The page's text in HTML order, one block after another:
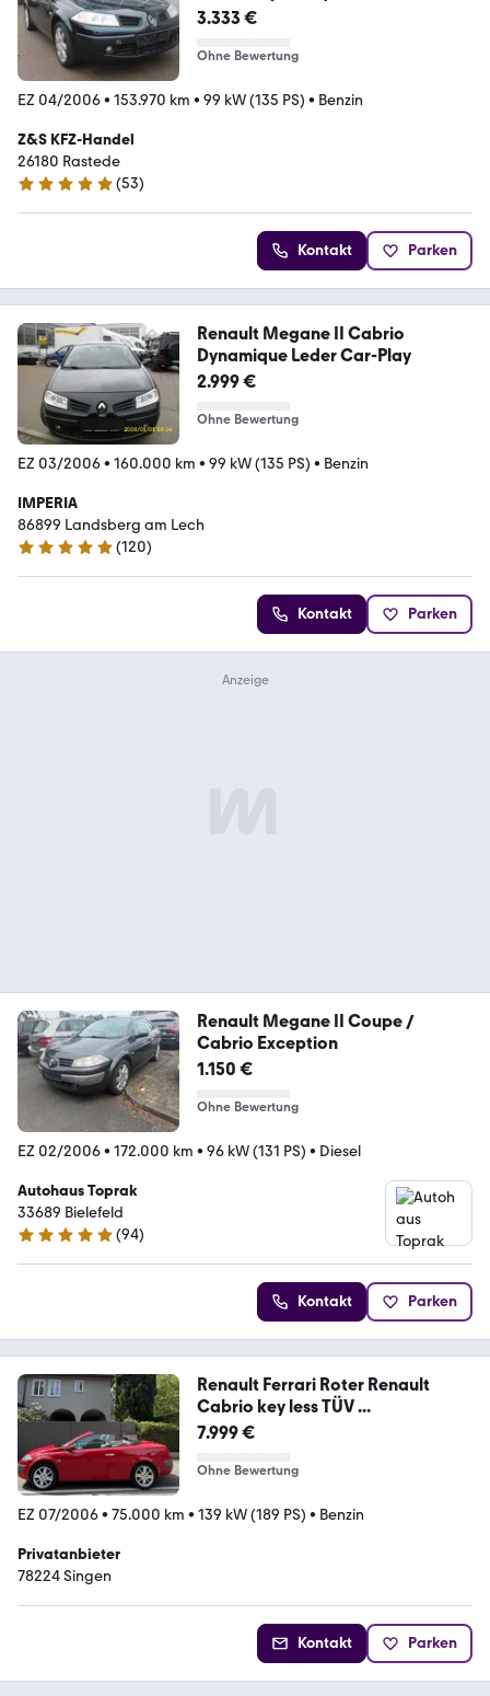
3.333 €
Ohne Bewertung
EZ 04/2006• 153.970 km • 99 kW (135 PS) • Benzin
Z&S KFZ-Handel
26180 Rastede
5 Sterne
(53)
Kontakt Parken
Renault Megane II Cabrio
Dynamique Leder Car-Play
2.999 €
Ohne Bewertung
EZ 03/2006• 160.000 km • 99 kW (135 PS) • Benzin
IMPERIA
86899 Landsberg am Lech
4.8 Sterne
(120)
Kontakt Parken
Renault Megane II Coupe /
Cabrio Exception
1.150 €
Ohne Bewertung
EZ 02/2006• 172.000 km • 96 kW (131 PS) • Diesel
Autohaus Toprak
33689 Bielefeld
4.9 Sterne
(94)
Kontakt Parken
Renault Ferrari Roter Renault
Cabrio key less TÜV ...
7.999 €
Ohne Bewertung
EZ 07/2006• 75.000 km • 139 kW (189 PS) • Benzin
Privatanbieter
78224 Singen
Kontakt Parken